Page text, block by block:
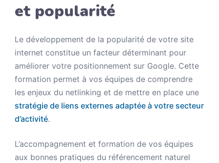
et popularité
Le développement de la popularité de votre site
internet constitue un facteur déterminant pour
améliorer votre positionnement sur Google. Cette
formation permet à vos équipes de comprendre
les enjeux du netlinking et de mettre en place une
stratégie de liens externes adaptée à votre secteur
d’activité.
L’accompagnement et formation de vos équipes
aux bonnes pratiques du référencement naturel